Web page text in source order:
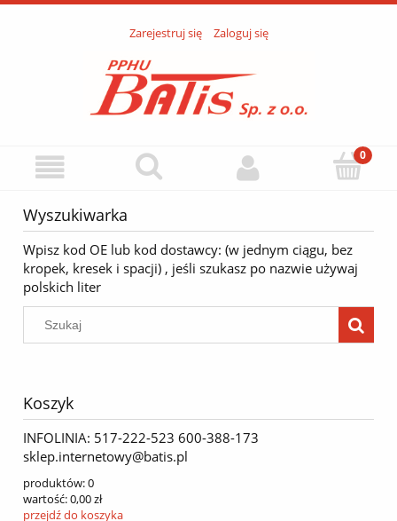
Zarejestruj się Zaloguj się
Wyszukiwarka
Wpisz kod OE lub kod dostawcy: (w jednym ciągu, bez
kropek, kresek i spacji) , jeśli szukasz po nazwie używaj
polskich liter
Koszyk
INFOLINIA: 517-222-523 600-388-173
sklep.internetowy@batis.pl
produktów:0
wartość:0,00 zł
przejdź do koszyka